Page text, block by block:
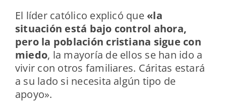
El líder católico explicó que«la
situación está bajo control ahora,
pero la población cristiana sigue con
miedo, la mayoría de ellos se han ido a
vivir con otros familiares. Cáritas estará
a su lado si necesita algún tipo de
apoyo».